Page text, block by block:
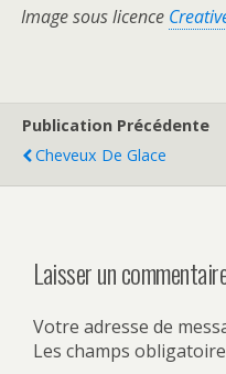
Image sous licence
Publication Précédente
Cheveux De Glace
Laisser un
Votre adresse de
Les champs